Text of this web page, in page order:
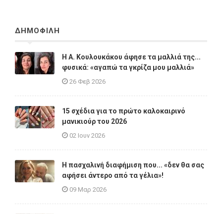
ΔΗΜΟΦΙΛΗ
Η A. Κουλουκάκου άφησε τα μαλλιά της...
φυσικά: «αγαπώ τα γκρίζα μου μαλλιά»
26 Φεβ 2026
15 σχέδια για το πρώτο καλοκαιρινό
μανικιούρ του 2026
02 Ιουν 2026
Η πασχαλινή διαφήμιση που... «δεν θα σας
αφήσει άντερο από τα γέλια»!
09 Μαρ 2026